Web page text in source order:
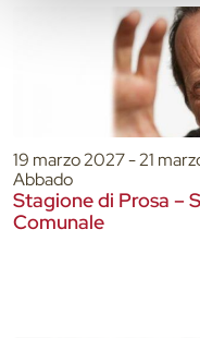
19 marzo 2027 - 21
Abbado
Stagione di Prosa –
Comunale